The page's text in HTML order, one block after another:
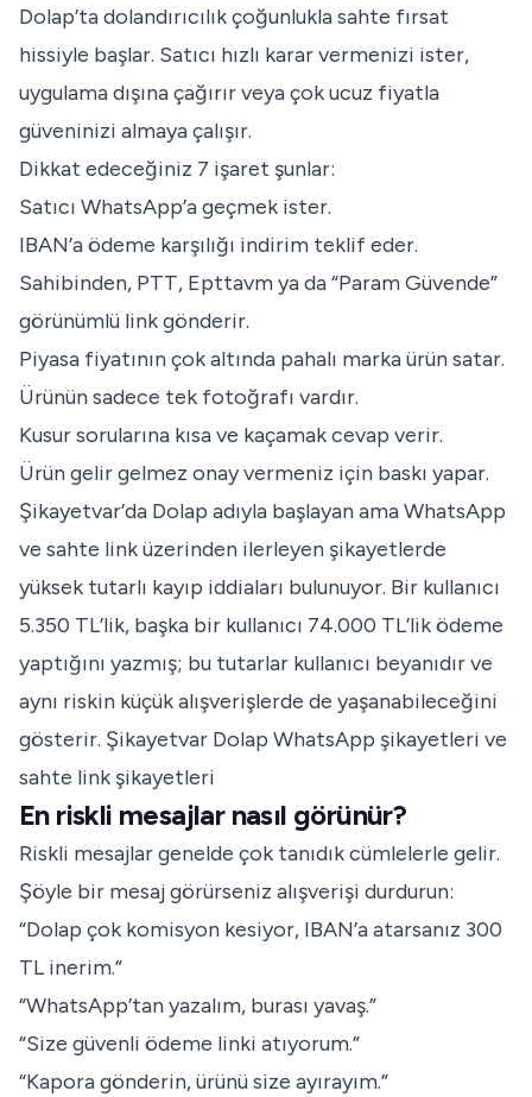
Dolap’ta dolandırıcılık çoğunlukla sahte fırsat
hissiyle başlar. Satıcı hızlı karar vermenizi ister,
uygulama dışına çağırır veya çok ucuz fiyatla
güveninizi almaya çalışır.
Dikkat edeceğiniz 7 işaret şunlar:
Satıcı WhatsApp’a geçmek ister.
IBAN’a ödeme karşılığı indirim teklif eder.
Sahibinden, PTT, Epttavm ya da “Param Güvende”
görünümlü link gönderir.
Piyasa fiyatının çok altında pahalı marka ürün satar.
Ürünün sadece tek fotoğrafı vardır.
Kusur sorularına kısa ve kaçamak cevap verir.
Ürün gelir gelmez onay vermeniz için baskı yapar.
Şikayetvar’da Dolap adıyla başlayan ama WhatsApp
ve sahte link üzerinden ilerleyen şikayetlerde
yüksek tutarlı kayıp iddiaları bulunuyor. Bir kullanıcı
5.350 TL’lik, başka bir kullanıcı 74.000 TL’lik ödeme
yaptığını yazmış; bu tutarlar kullanıcı beyanıdır ve
aynı riskin küçük alışverişlerde de yaşanabileceğini
gösterir. Şikayetvar Dolap WhatsApp şikayetleri ve
sahte link şikayetleri
En riskli mesajlar nasıl görünür?
Riskli mesajlar genelde çok tanıdık cümlelerle gelir.
Şöyle bir mesaj görürseniz alışverişi durdurun:
“Dolap çok komisyon kesiyor, IBAN’a atarsanız 300
TL inerim.”
“WhatsApp’tan yazalım, burası yavaş.”
“Size güvenli ödeme linki atıyorum.”
“Kapora gönderin, ürünü size ayırayım.”